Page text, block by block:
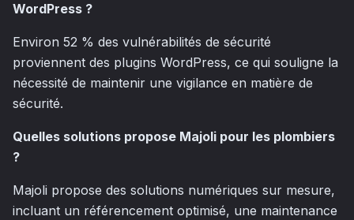
WordPress ?
Environ 52 % des vulnérabilités de sécurité
proviennent des plugins WordPress, ce qui souligne la
nécessité de maintenir une vigilance en matière de
sécurité.
Quelles solutions propose Majoli pour les plombiers
?
Majoli propose des solutions numériques sur mesure,
incluant un référencement optimisé, une maintenance